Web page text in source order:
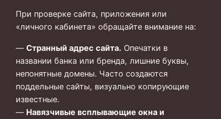
При проверке сайта, приложения или
«личного кабинета» обращайте внимание на:
— Странный адрес сайта. Опечатки в
названии банка или бренда, лишние буквы,
непонятные домены. Часто создаются
поддельные сайты, визуально копирующие
известные.
— Навязчивые всплывающие окна и